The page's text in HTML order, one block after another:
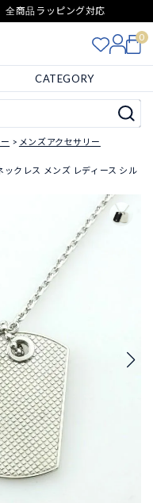
全商品ラッピング対応
0
CATEGORY
メンズアクセサリー
クレス メンズ レディース シル